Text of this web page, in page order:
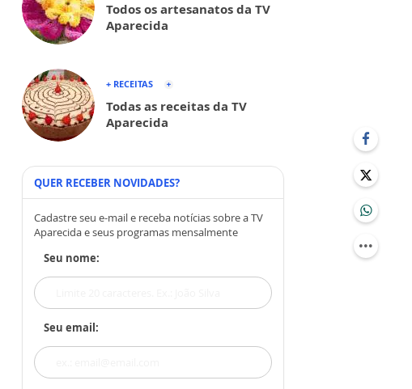
Todos os artesanatos da TV
Aparecida
+ RECEITAS
Todas as receitas da TV
Aparecida
QUER RECEBER NOVIDADES?
Cadastre seu e-mail e receba notícias sobre a TV
Aparecida e seus programas mensalmente
Seu nome:
Seu email: